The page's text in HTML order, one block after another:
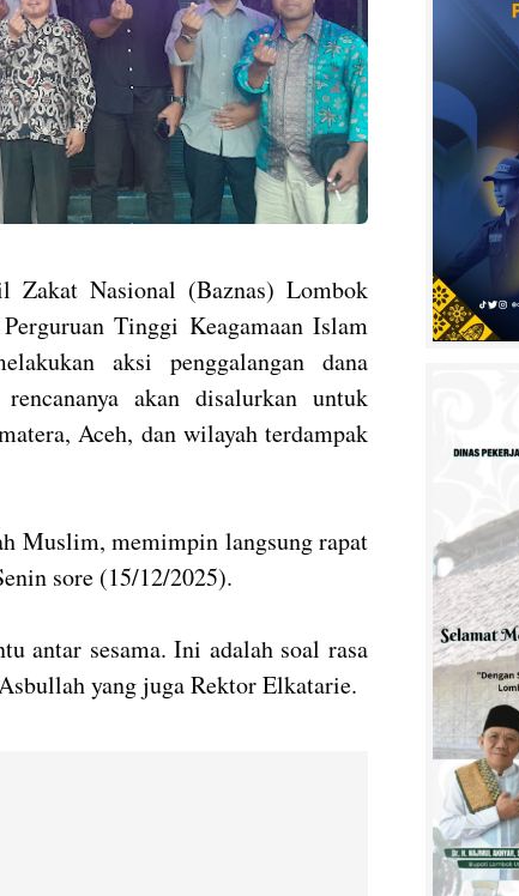
Nasional (Baznas) Lombok
Tinggi Keagamaan Islam
aksi penggalangan dana
akan disalurkan untuk
Aceh, dan wilayah terdampak
Muslim, memimpin langsung rapat
sore (15/12/2025).
antar sesama. Ini adalah soal rasa
yang juga Rektor Elkatarie.